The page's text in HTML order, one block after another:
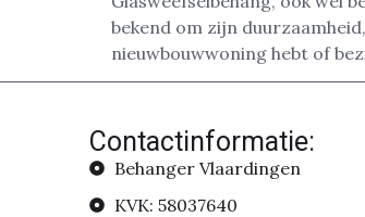
bekend om zijn
nieuwbouwwoning hebt of
Contactinformatie:
Behanger Vlaardingen
KVK: 58037640